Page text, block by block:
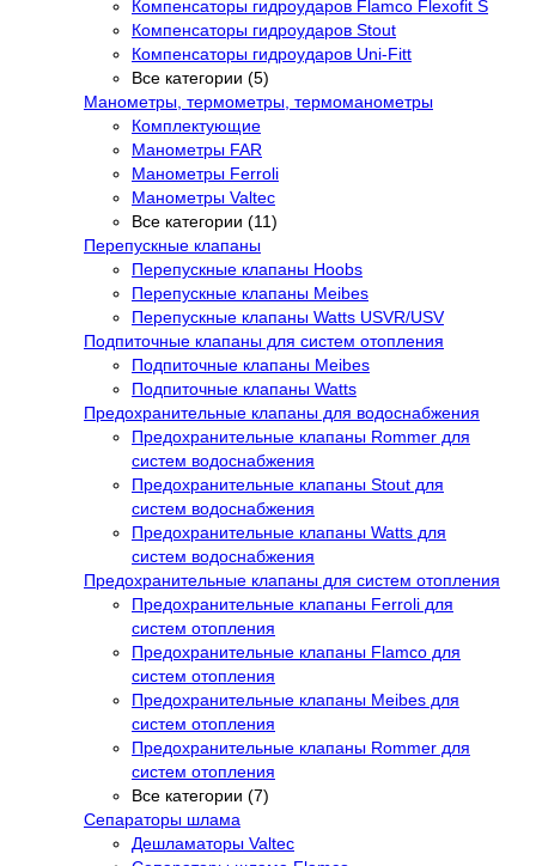
Компенсаторы гидроударов Flamco Flexofit S
Компенсаторы гидроударов Stout
Компенсаторы гидроударов Uni-Fitt
Все категории (5)
Манометры, термометры, термоманометры
Комплектующие
Манометры FAR
Манометры Ferroli
Манометры Valtec
Все категории (11)
Перепускные клапаны
Перепускные клапаны Hoobs
Перепускные клапаны Meibes
Перепускные клапаны Watts USVR/USV
Подпиточные клапаны для систем отопления
Подпиточные клапаны Meibes
Подпиточные клапаны Watts
Предохранительные клапаны для водоснабжения
Предохранительные клапаны Rommer для
систем водоснабжения
Предохранительные клапаны Stout для
систем водоснабжения
Предохранительные клапаны Watts для
систем водоснабжения
Предохранительные клапаны для систем отопления
Предохранительные клапаны Ferroli для
систем отопления
Предохранительные клапаны Flamco для
систем отопления
Предохранительные клапаны Meibes для
систем отопления
Предохранительные клапаны Rommer для
систем отопления
Все категории (7)
Сепараторы шлама
Дешламаторы Valtec